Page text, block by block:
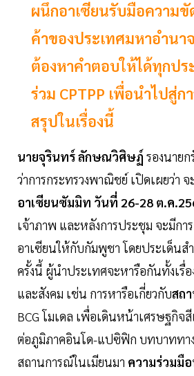
ผนึกอาเซียนรับมือความขั
ค้าของประเทศมหาอำนา
ต้องหาคำตอบให้ได้ทุกปร
ร่วม CPTPP เพื่อนำไปสู่
สรุปในเรื่องนี้
นายจุรินทร์ ลักษณวิศิษฏ์ รองนาย
ว่าการกระทรวงพาณิชย์ เปิดเผยว่า
อาเซียนซัมมิท วันที่ 26-28 ต.ค
เจ้าภาพ และหลังการประชุม จะมีกา
อาเซียนให้กับกัมพูชา โดยประเด็นส
ครั้งนี้ ผู้นำประเทศจะหารือกันทั้งเรื่อ
และสังคม เช่น การหารือเกี่ยวกับสถ
BCG โมเดล เพื่อเดินหน้าเศรษฐกิจ
ต่อภูมิภาคอินโด-แปซิฟิก บทบาททาง
สถานการณ์ในเมียนมา ความร่วมมื